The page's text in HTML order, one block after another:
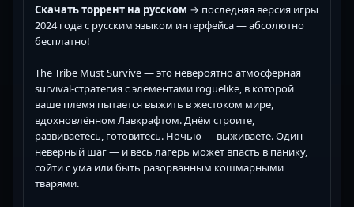
Скачать торрент на русском → последняя версия игры
2024 года с русским языком интерфейса — абсолютно
бесплатно!
The Tribe Must Survive — это невероятно атмосферная
survival-стратегия с элементами roguelike, в которой
ваше племя пытается выжить в жестоком мире,
вдохновлённом Лавкрафтом. Днём строите,
развиваетесь, готовитесь. Ночью — выживаете. Один
неверный шаг — и весь лагерь может впасть в панику,
сойти с ума или быть разорванным кошмарными
тварями.